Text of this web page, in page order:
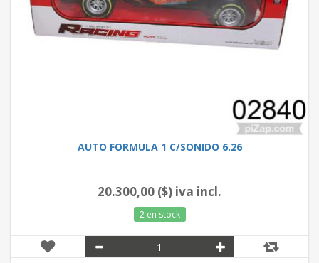
AUTO FORMULA 1 C/SONIDO 6.26
20.300,00 ($) iva incl.
2 en stock